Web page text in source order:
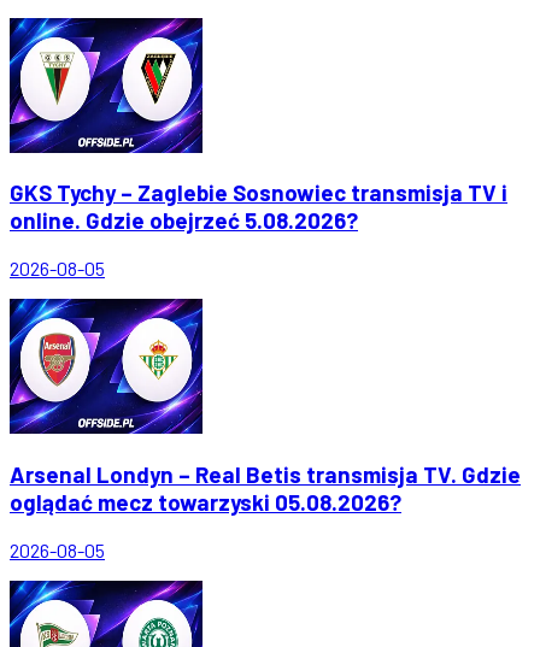
GKS Tychy – Zaglebie Sosnowiec transmisja TV i
online. Gdzie obejrzeć 5.08.2026?
2026-08-05
Arsenal Londyn – Real Betis transmisja TV. Gdzie
oglądać mecz towarzyski 05.08.2026?
2026-08-05